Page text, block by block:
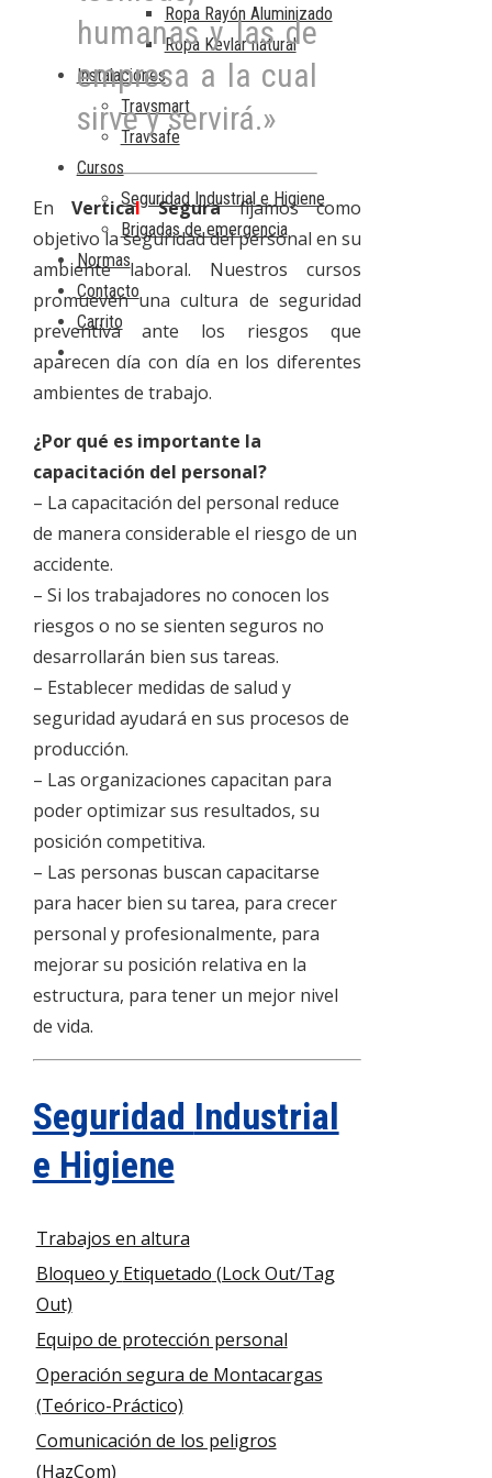
Ropa Rayón Aluminizado
Ropa Kevlar natural
Instalaciones
Travsmart
Travsafe
Cursos
Seguridad Industrial e Higiene
Brigadas de emergencia
Normas
Contacto
Carrito
humanas y las de
empresa a la cual
sirve y servirá.»
En VerticalSegurafijamos como
objetivo la seguridad del personal en su
ambiente laboral. Nuestros cursos
promueven una cultura de seguridad
preventiva ante los riesgos que
aparecen día con día en los diferentes
ambientes de trabajo.
¿Por qué es importante la
capacitación del personal?
– La capacitación del personal reduce
de manera considerable el riesgo de un
accidente.
– Si los trabajadores no conocen los
riesgos o no se sienten seguros no
desarrollarán bien sus tareas.
– Establecer medidas de salud y
seguridad ayudará en sus procesos de
producción.
– Las organizaciones capacitan para
poder optimizar sus resultados, su
posición competitiva.
– Las personas buscan capacitarse
para hacer bien su tarea, para crecer
personal y profesionalmente, para
mejorar su posición relativa en la
estructura, para tener un mejor nivel
de vida.
Seguridad Industrial
e Higiene
Trabajos en altura
Bloqueo y Etiquetado (Lock Out/Tag
Out)
Equipo de protección personal
Operación segura de Montacargas
(Teórico-Práctico)
Comunicación de los peligros
(HazCom)